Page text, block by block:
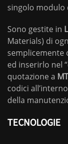
singolo modulo
Sono gestite in
Materials) di
semplicemente
ed inserirlo nel
quotazione a
codici
della
TECNOLOGIE